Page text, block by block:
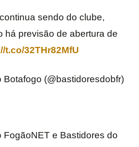
sendo do clube,
há previsão de abertura de
t.co/32THr82MfU
(@bastidoresdobfr)
FogãoNET e Bastidores do